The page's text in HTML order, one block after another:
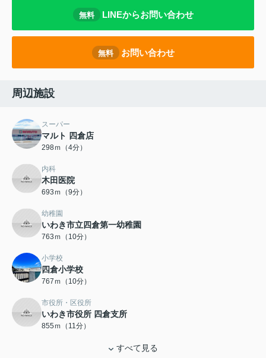
無料 LINEからお問い合わせ
無料 お問い合わせ
周辺施設
スーパー
マルト 四倉店
298ｍ（4分）
内科
木田医院
693ｍ（9分）
幼稚園
いわき市立四倉第一幼稚園
763ｍ（10分）
小学校
四倉小学校
767ｍ（10分）
市役所・区役所
いわき市役所 四倉支所
855ｍ（11分）
すべて見る